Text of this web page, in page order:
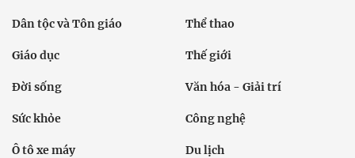
Dân tộc và Tôn giáo Thể thao
Giáo dục Thế giới
Đời sống Văn hóa - Giải trí
Sức khỏe Công nghệ
Ô tô xe máy Du lịch